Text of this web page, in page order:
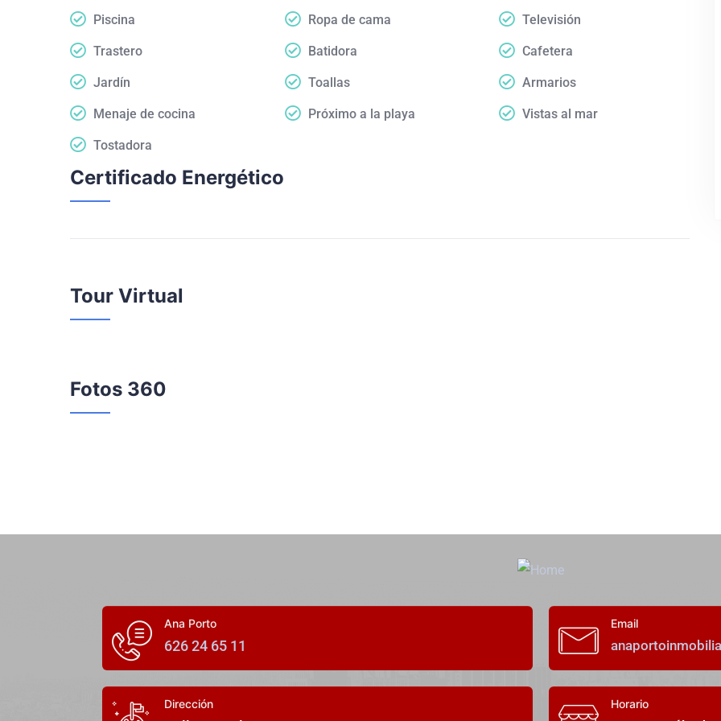
Piscina Ropa de cama Televisión
Trastero Batidora Cafetera
Jardín Toallas Armarios
Menaje de cocina Próximo a la playa Vistas al mar
Tostadora
Certificado Energético
Tour Virtual
Fotos 360
Ana Porto
626 24 65 11
Dirección
Email
Horario